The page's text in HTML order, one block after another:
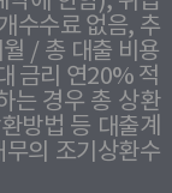
수수료 없음, 추
/ 총 대출 비용
금리 연20% 적
는 경우 총 상환
방법 등 대출계
의 조기상환수